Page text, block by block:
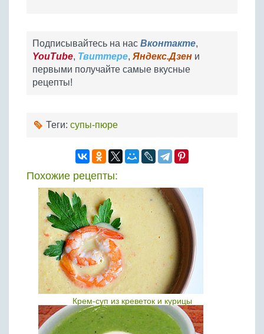
Подписывайтесь на нас Вконтакте,
YouTube, Твиттере, Яндекс.Дзен и
первыми получайте самые вкусные
рецепты!
Теги: супы-пюре
Похожие рецепты:
Крем-суп из креветок и курицы